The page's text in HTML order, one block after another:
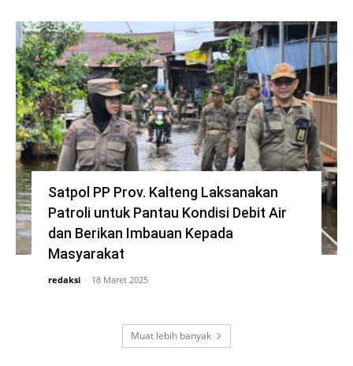
Satpol PP Prov. Kalteng Laksanakan
Patroli untuk Pantau Kondisi Debit Air
dan Berikan Imbauan Kepada
Masyarakat
redaksi - 18 Maret 2025
Muat lebih banyak